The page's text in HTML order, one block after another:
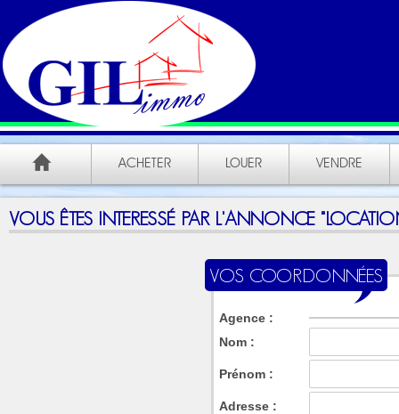
ACHETER LOUER VENDRE
VOUS ÊTES INTERESSÉ PAR L'ANNONCE
VOS COORDONNÉES
Agence :
Nom :
Prénom :
Adresse :